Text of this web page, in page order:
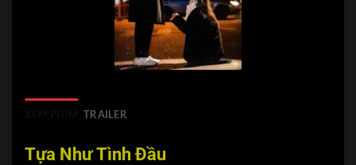
TRAILER
Tựa Như Tình Đầu